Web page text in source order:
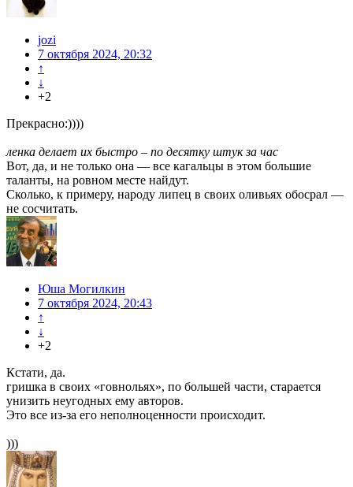
jozi
7 октября 2024, 20:32
↑
↓
+2
Прекрасно:))))
ленка делает их быстро – по десятку штук за час
Вот, да, и не только она — все кагальцы в этом большие
таланты, на ровном месте найдут.
Сколько, к примеру, народу липец в своих оливьях обосрал —
не сосчитать.
Юша Могилкин
7 октября 2024, 20:43
↑
↓
+2
Кстати, да.
гришка в своих «говнольях», по большей части, старается
унизить неугодных ему авторов.
Это все из-за его неполноценности происходит.
)))